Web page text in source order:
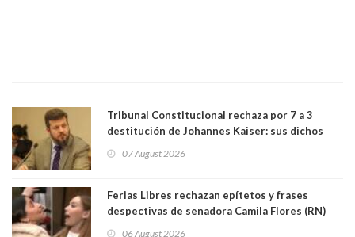
Tribunal Constitucional rechaza por 7 a 3
destitución de Johannes Kaiser: sus dichos
justicia constitucional porque no es diputado
07 August 2026
Ferias Libres rechazan epítetos y frases
despectivas de senadora Camila Flores (RN)
06 August 2026